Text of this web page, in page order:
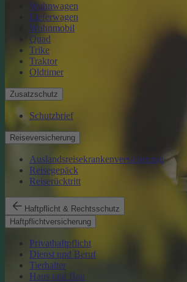
Wohnwagen
Lieferwagen
Wohnmobil
Quad
Trike
Traktor
Oldtimer
Zusatzschutz
Schutzbrief
Reiseversicherung
Auslandsreisekrankenversicherung
Reisegepäck
Reiserücktritt
Haftpflicht & Rechtsschutz
Haftpflichtversicherung
Privathaftpflicht
Dienst und Beruf
Tierhalter
Haus und Bau